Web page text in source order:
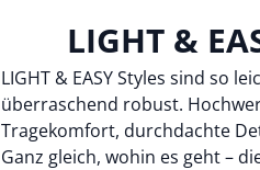
LIGHT &
LIGHT & EASY Styles sind so
überraschend robust.
Tragekomfort, durchdachte
Ganz gleich, wohin es geht –